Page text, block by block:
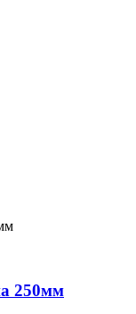
250мм